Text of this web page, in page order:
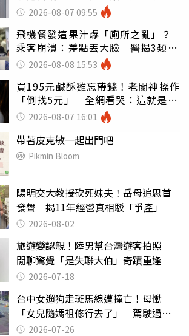
罪 2026-08-07 09:55
飛機餐發這果汁爆「廁所之亂」？
乘客崩潰：差點丟大臉 醫揭3類人
別亂喝
2026-08-08 15:53
買195元鹹酥雞忘帶錢！老闆神操作
「倒找5元」 全網看哭：這就是台
灣 2026-08-07 16:01
帶著皮克敏一起出門吧
Pikmin Bloom
陽明交大教授砍死妹夫！岳母追思首
發聲 揭11年經營真相駁「爭產」
2026-08-02
旅遊變認親！陸男幫台灣遊客拍照
閒聊驚覺「是失聯大伯」奇蹟重逢
2026-07-18
台中女遛狗走斑馬線遭撞亡！母慟
「女兒隨媽祖修行去了」 駕駛過失
致死判9月
2026-07-26